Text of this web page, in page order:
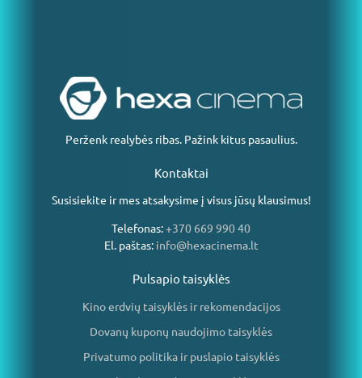
Perženk realybės ribas. Pažink kitus pasaulius.
Kontaktai
Susisiekite ir mes atsakysime į visus jūsų klausimus!
Telefonas:+370 669 990 40
El. paštas: info@hexacinema.lt
Pulsapio taisyklės
Kino erdvių taisyklės ir rekomendacijos
Dovanų kuponų naudojimo taisyklės
Privatumo politika ir puslapio taisyklės